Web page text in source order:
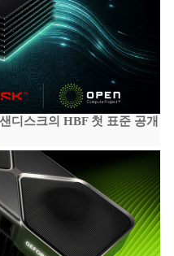
디스크의 HBF 첫 표준 공개